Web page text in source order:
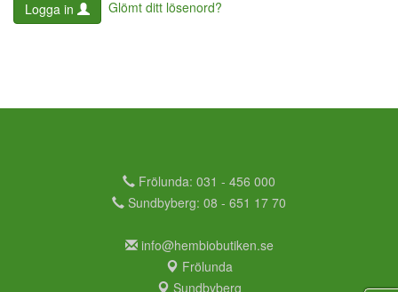
Logga in Glömt ditt lösenord?
Frölunda: 031 - 456 000
Sundbyberg: 08 - 651 17 70
info@hembiobutiken.se
Frölunda
Sundbyberg